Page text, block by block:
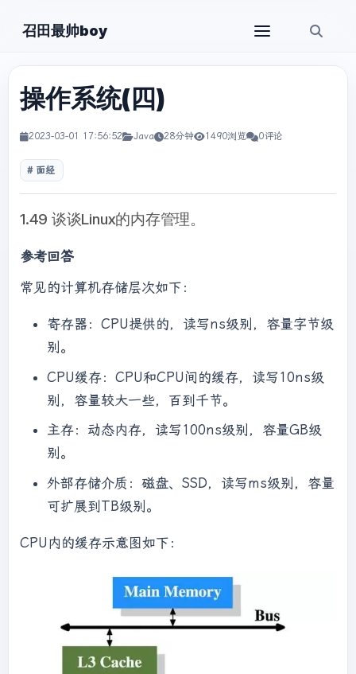
召田最帅boy
操作系统(四)
2023-03-01 17:56:52 Java 28分钟 1490浏览 0评论
面经
1.49 谈谈Linux的内存管理。
参考回答
常见的计算机存储层次如下：
寄存器：CPU提供的，读写ns级别，容量字节级
别。
CPU缓存：CPU和CPU间的缓存，读写10ns级
别，容量较大一些，百到千节。
主存：动态内存，读写100ns级别，容量GB级
别。
外部存储介质：磁盘、SSD，读写ms级别，容量
可扩展到TB级别。
CPU内的缓存示意图如下：